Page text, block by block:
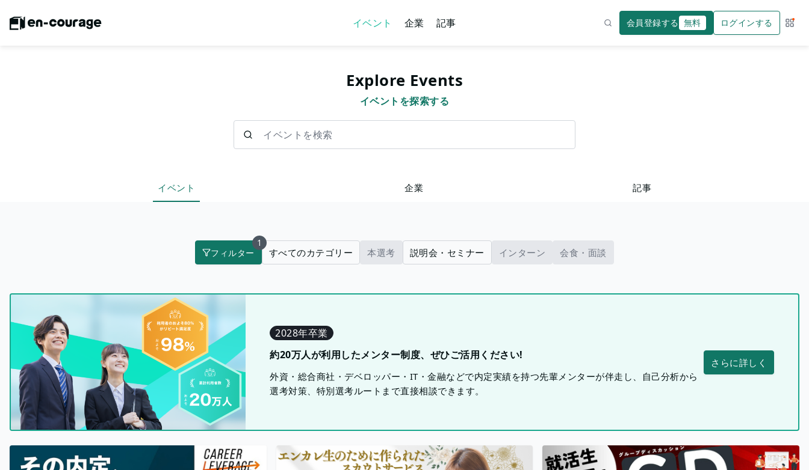
イベント 企業 記事 会員登録する 無料 ログインする サー
Explore Events
イベントを探索する
イベント 企業 記事
フィルター
1
すべてのカテゴリー 本選考 説明会・セミナー インターン 会食・面談
2028年卒業
約20万人が利用したメンター制度、ぜひご活用ください!
外資・総合商社・デベロッパー・IT・金融などで内定実績を持つ先輩メンターが伴走し、自己分析から
選考対策、特別選考ルートまで直接相談できます。
さらに詳しく